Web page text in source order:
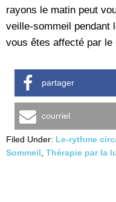
rayons le matin peut
veille-sommeil pendant
vous êtes affecté par le
partager
courriel
Filed Under: Le-rythme
Sommeil Thérapie par la